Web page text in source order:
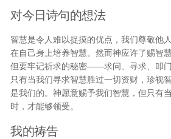
对今日诗句的想法
智慧是令人难以捉摸的优点，我们尊敬他
在自己身上培养智慧。然而神应许了赐智
但要牢记祈求的秘密——求问、寻求、叩门
只有当我们寻求智慧胜过一切资财，珍
是我们的。神愿意赐予我们智慧，但只有
时，才能够领受。
我的祷告